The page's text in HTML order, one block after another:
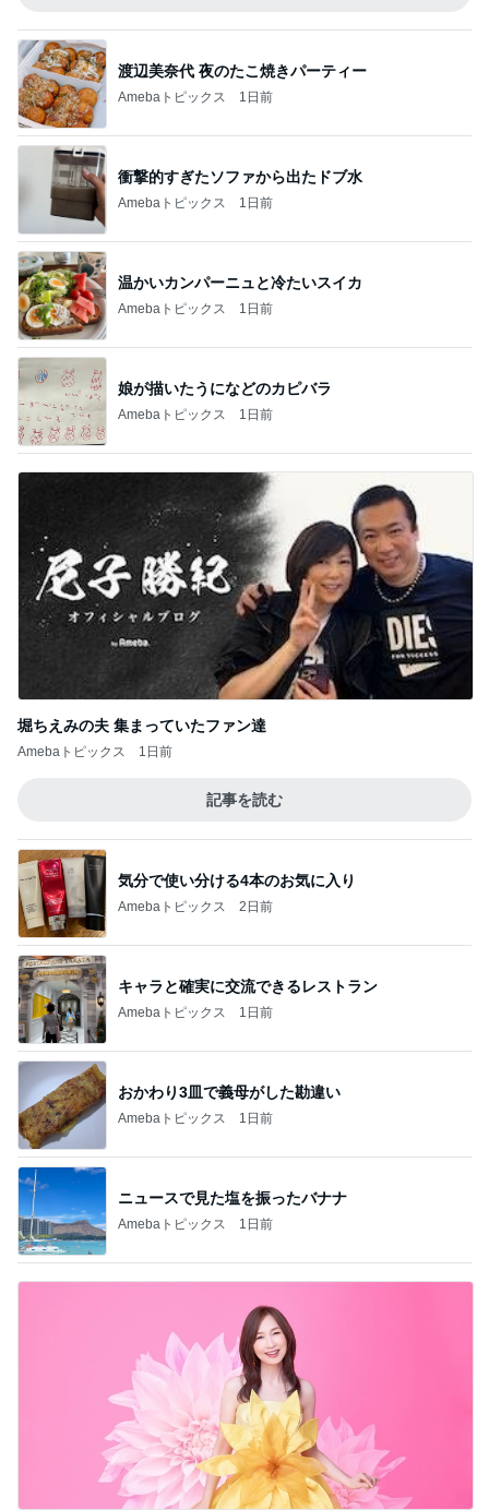
渡辺美奈代 夜のたこ焼きパーティー
Amebaトピックス 1日前
衝撃的すぎたソファから出たドブ水
Amebaトピックス 1日前
温かいカンパーニュと冷たいスイカ
Amebaトピックス 1日前
娘が描いたうになどのカピバラ
Amebaトピックス 1日前
堀ちえみの夫 集まっていたファン達
Amebaトピックス 1日前
記事を読む
気分で使い分ける4本のお気に入り
Amebaトピックス 2日前
キャラと確実に交流できるレストラン
Amebaトピックス 1日前
おかわり3皿で義母がした勘違い
Amebaトピックス 1日前
ニュースで見た塩を振ったバナナ
Amebaトピックス 1日前